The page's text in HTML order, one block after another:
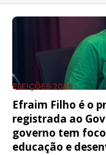
ELEIÇÕES 2026
Efraim Filho é o
registrada ao
governo tem
educação e